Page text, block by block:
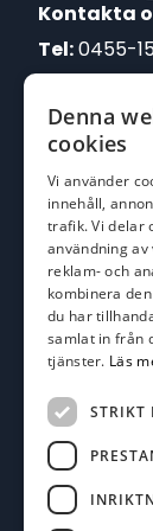
Kontakta
Tel:0455-
E-post:
Adress
Karlskrona
371 54
Följ oss
Facebook
Denna
cookies
Vi använder
innehåll,
trafik. Vi delar
användning
reklam- och
kombinera
du har
samlat in från
tjänster. Läs
STRIKT